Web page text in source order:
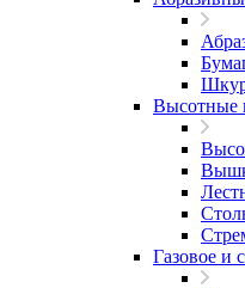
Высотные
Газовое и